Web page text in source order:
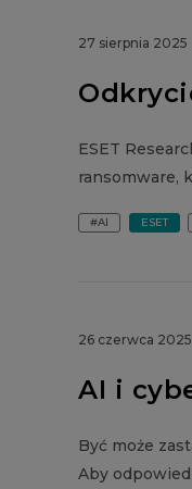
27 sierpnia 2025
ESET
ransomware,
#AI ESET
26 czerwca 2025
AI i
Być może
Aby